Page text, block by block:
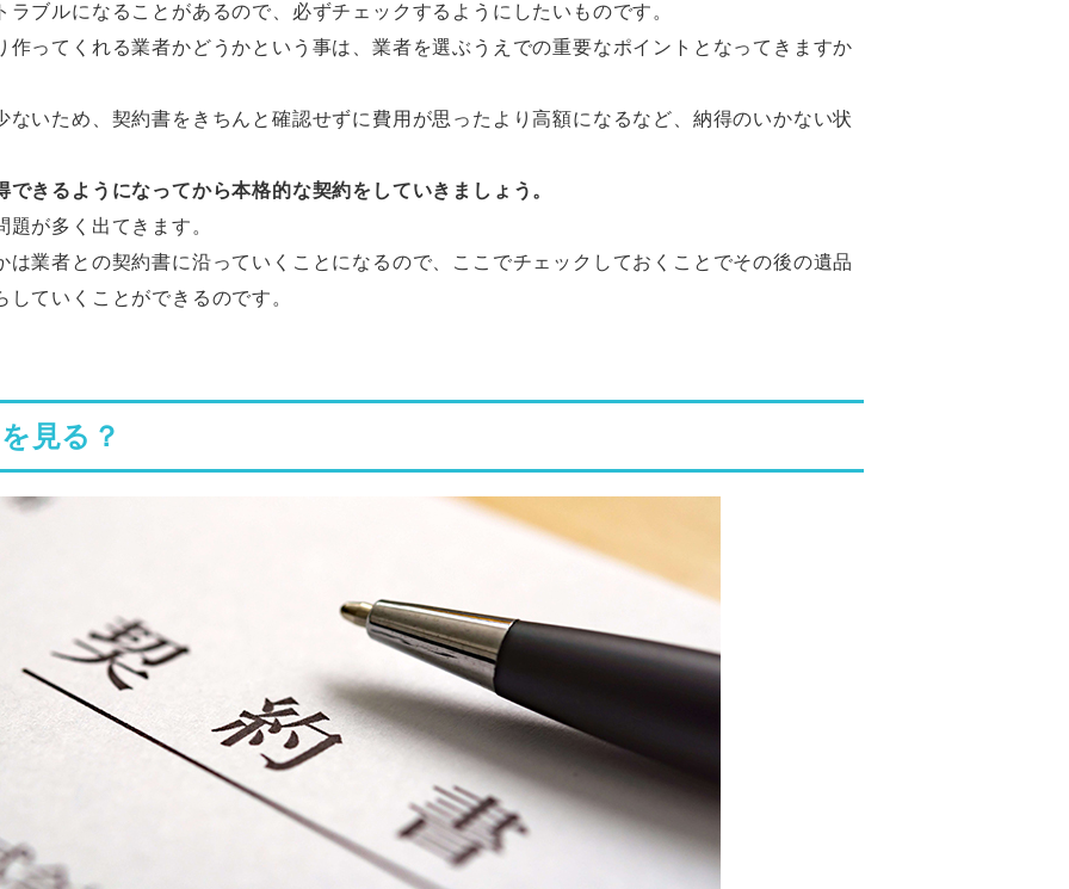
ブルになることがあるので、必ずチェックするようにしたいものです。
ってくれる業者かどうかという事は、業者を選ぶうえでの重要なポイントとなってきますか
いため、契約書をきちんと確認せずに費用が思ったより高額になるなど、納得のいかない状
きるようになってから本格的な契約をしていきましょう。
が多く出てきます。
業者との契約書に沿っていくことになるので、ここでチェックしておくことでその後の遺品
ていくことができるのです。
見る？